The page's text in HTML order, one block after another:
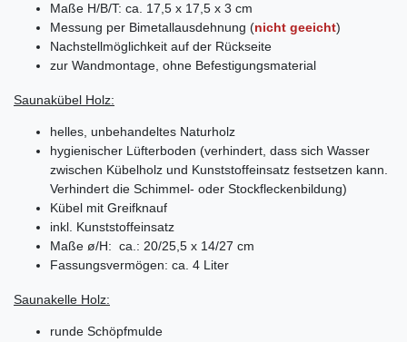
Maße H/B/T: ca. 17,5 x 17,5 x 3 cm
Messung per Bimetallausdehnung (nicht geeicht)
Nachstellmöglichkeit auf der Rückseite
zur Wandmontage, ohne Befestigungsmaterial
Saunakübel Holz:
helles, unbehandeltes Naturholz
hygienischer Lüfterboden (verhindert, dass sich Wasser
zwischen Kübelholz und Kunststoffeinsatz festsetzen kann.
Verhindert die Schimmel- oder Stockfleckenbildung)
Kübel mit Greifknauf
inkl. Kunststoffeinsatz
Maße ø/H: ca.: 20/25,5 x 14/27 cm
Fassungsvermögen: ca. 4 Liter
Saunakelle Holz:
runde Schöpfmulde